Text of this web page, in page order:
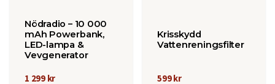
Nödradio – 10 000
mAh Powerbank,
LED-lampa &
Vevgenerator
1 299 kr
Krisskydd
Vattenreningsfilter
599 kr